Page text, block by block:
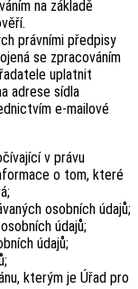
na základě
právními předpisy
se zpracováním
uplatnit
adrese sídla
e-mailové
v právu
o tom, které
osobních údajů;
údajů;
údajů;
kterým je Úřad pro